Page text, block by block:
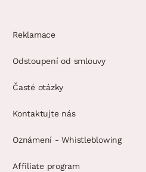
Reklamace
Odstoupení od smlouvy
Časté otázky
Kontaktujte nás
Oznámení - Whistleblowing
Affiliate program